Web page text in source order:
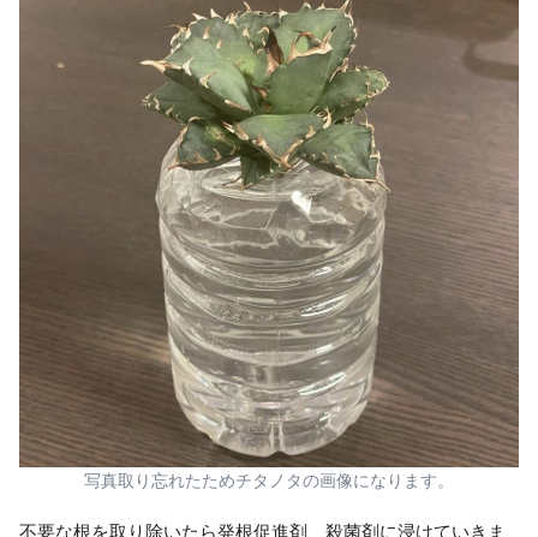
写真取り忘れたためチタノタの画像になります。
不要な根を取り除いたら発根促進剤、殺菌剤に浸けていきま